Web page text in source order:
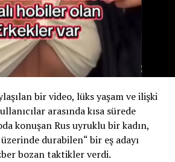
Geri Döndü, Tehlike Devam
bir video, lüks yaşam ve ilişki
arasında kısa sürede
konuşan Rus uyruklu bir kadın,
durabilen“ bir eş adayı
bozan taktikler verdi.